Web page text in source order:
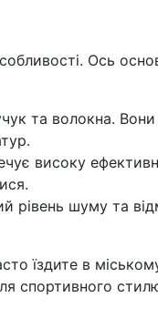
Ось
та волокна. Вони
високу
рівень шуму та
їздите в
спортивного